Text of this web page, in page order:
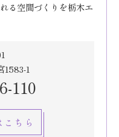
る空間づくりを栃木エ
1583-1
110
ちら